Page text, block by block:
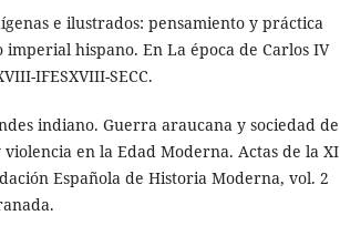
e ilustrados: pensamiento y práctica
imperial hispano. En La época de Carlos IV
IFESXVIII-SECC.
indiano. Guerra araucana y sociedad de
en la Edad Moderna. Actas de la XI
Española de Historia Moderna, vol. 2